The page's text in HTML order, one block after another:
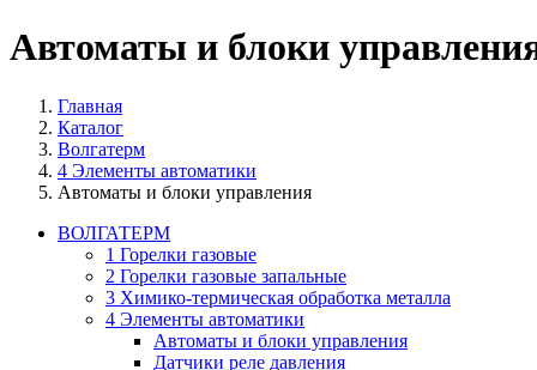
Автоматы и блоки
Главная
Каталог
Волгатерм
4 Элементы автоматики
Автоматы и блоки управления
ВОЛГАТЕРМ
1 Горелки газовые
2 Горелки газовые запальные
3 Химико-термическая обработка металла
4 Элементы автоматики
Автоматы и блоки управления
Датчики реле давления